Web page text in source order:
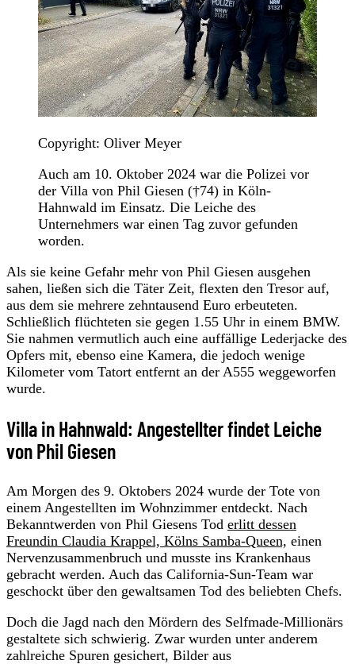
Copyright: Oliver Meyer
Auch am 10. Oktober 2024 war die Polizei vor
der Villa von Phil Giesen (†74) in Köln-
Hahnwald im Einsatz. Die Leiche des
Unternehmers war einen Tag zuvor gefunden
worden.
Als sie keine Gefahr mehr von Phil Giesen ausgehen
sahen, ließen sich die Täter Zeit, flexten den Tresor auf,
aus dem sie mehrere zehntausend Euro erbeuteten.
Schließlich flüchteten sie gegen 1.55 Uhr in einem BMW.
Sie nahmen vermutlich auch eine auffällige Lederjacke des
Opfers mit, ebenso eine Kamera, die jedoch wenige
Kilometer vom Tatort entfernt an der A555 weggeworfen
wurde.
Villa in Hahnwald: Angestellter findet Leiche
von Phil Giesen
Am Morgen des 9. Oktobers 2024 wurde der Tote von
einem Angestellten im Wohnzimmer entdeckt. Nach
Bekanntwerden von Phil Giesens Tod erlitt dessen
Freundin Claudia Krappel, Kölns Samba-Queen, einen
Nervenzusammenbruch und musste ins Krankenhaus
gebracht werden. Auch das California-Sun-Team war
geschockt über den gewaltsamen Tod des beliebten Chefs.
Doch die Jagd nach den Mördern des Selfmade-Millionärs
gestaltete sich schwierig. Zwar wurden unter anderem
zahlreiche Spuren gesichert, Bilder aus